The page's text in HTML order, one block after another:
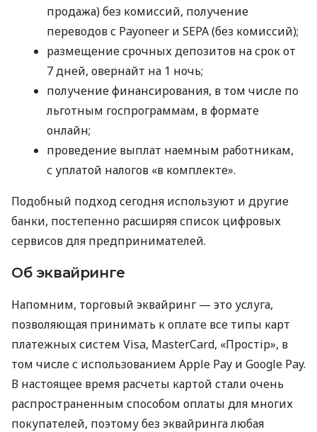
продажа) без комиссий, получение
переводов с Payoneer и SEPA (без комиссий);
размещение срочных депозитов на срок от
7 дней, овернайт на 1 ночь;
получение финансирования, в том числе по
льготным госпрограммам, в формате
онлайн;
проведение выплат наемным работникам,
с уплатой налогов «в комплекте».
Подобный подход сегодня используют и другие
банки, постепенно расширяя список цифровых
сервисов для предпринимателей.
Об эквайринге
Напомним, торговый эквайринг — это услуга,
позволяющая принимать к оплате все типы карт
платежных систем Visa, MasterCard, «Простір», в
том числе с использованием Apple Pay и Google Pay.
В настоящее время расчеты картой стали очень
распространенным способом оплаты для многих
покупателей, поэтому без эквайринга любая